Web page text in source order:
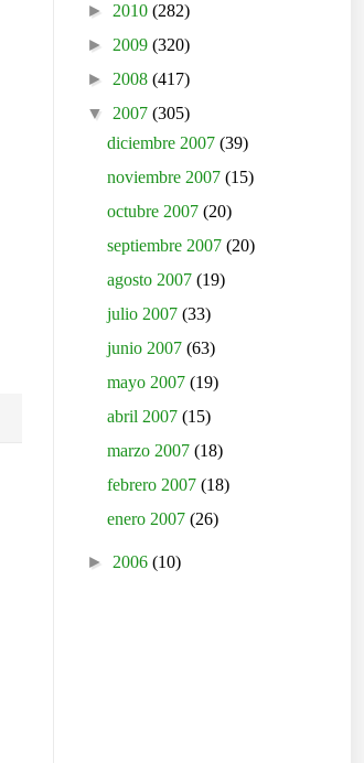
► 2010 (282)
► 2009 (320)
► 2008 (417)
▼ 2007 (305)
diciembre 2007(39)
noviembre 2007(15)
octubre 2007(20)
septiembre 2007(20)
agosto 2007(19)
julio 2007(33)
junio 2007(63)
mayo 2007(19)
abril 2007(15)
marzo 2007(18)
febrero 2007(18)
enero 2007(26)
► 2006 (10)